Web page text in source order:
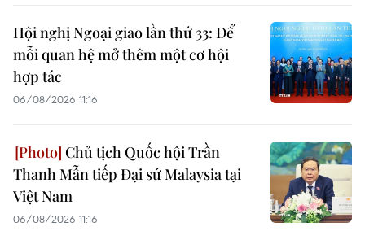
Hội nghị Ngoại giao lần thứ 33: Để
mỗi quan hệ mở thêm một cơ hội
hợp tác
06/08/2026 11:16
Chủ tịch Quốc hội Trần
Thanh Mẫn tiếp Đại sứ Malaysia tại
Việt Nam
06/08/2026 11:16